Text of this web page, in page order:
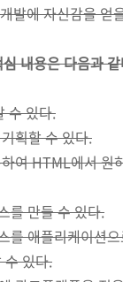
발에 자신감을 얻
내용은 다음과
수 있다.
획할 수 있다.
여 HTML에서 원
를 만들 수 있다.
를 애플리케이션
수 있다.